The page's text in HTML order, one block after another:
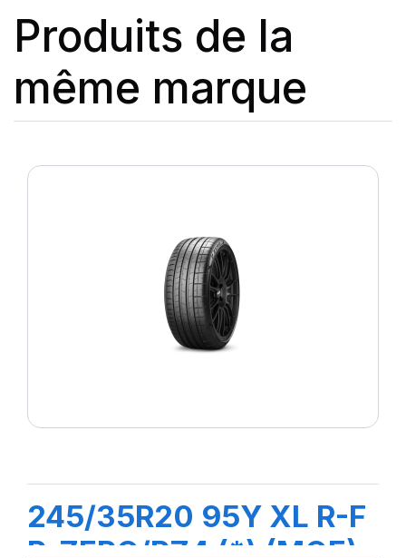
Produits de la
même marque
245/35R20 95Y XL R-F